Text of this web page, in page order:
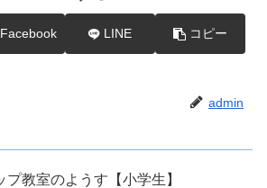
Facebook LINE コピー
admin
プ教室のようす【小学生】